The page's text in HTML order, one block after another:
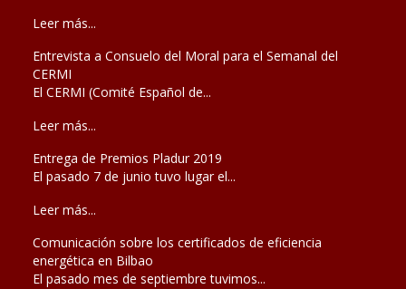
Leer más...
Entrevista a Consuelo del Moral para el Semanal del
CERMI
El CERMI (Comité Español de...
Leer más...
Entrega de Premios Pladur 2019
El pasado 7 de junio tuvo lugar el...
Leer más...
Comunicación sobre los certificados de eficiencia
energética en Bilbao
El pasado mes de septiembre tuvimos...